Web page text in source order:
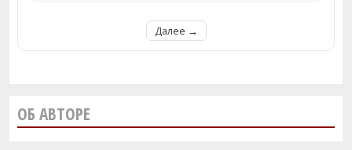
Далее →
ОБ АВТОРЕ